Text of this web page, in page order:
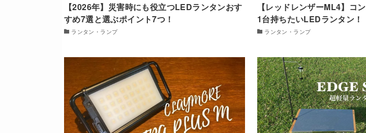
【2026年】災害時にも役立つLEDランタンおす
すめ7選と選ぶポイント7つ！
ランタン・ランプ
【レッドレンザーML4】コ
1台持ちたいLEDランタン！
ランタン・ランプ